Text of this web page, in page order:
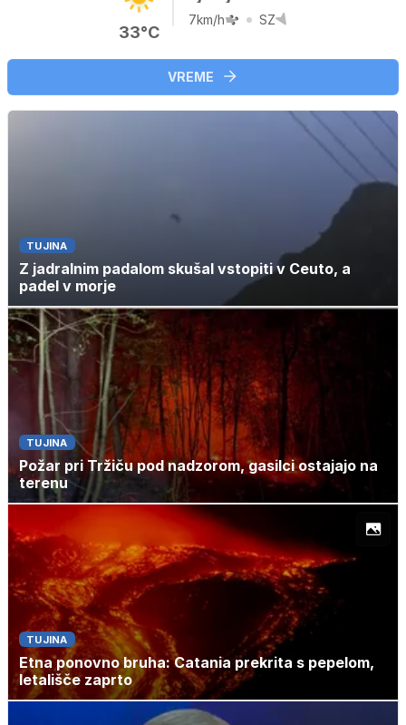
33°C
7km/h SZ
VREME
TUJINA
Z jadralnim padalom skušal vstopiti v Ceuto, a
padel v morje
TUJINA
Požar pri Tržiču pod nadzorom, gasilci ostajajo na
terenu
TUJINA
Etna ponovno bruha: Catania prekrita s pepelom,
letališče zaprto